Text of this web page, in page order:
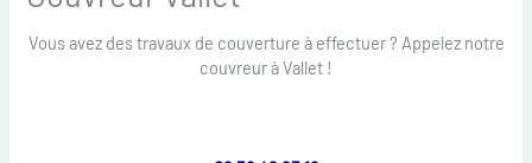
Vous avez des travaux de couverture à effectuer ? Appelez notre
couvreur à Vallet !